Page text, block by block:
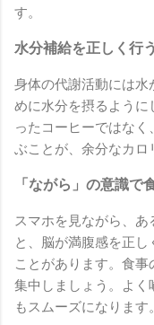
す。
水分補給を正しく行う
身体の代謝活動には水
めに水分を摂るように
ったコーヒーではな
ぶことが、余分なカロ
「ながら」の意識で
スマホを見ながら、
と、脳が満腹感を正
ことがあります。食
集中しましょう。よく
もスムーズになります。